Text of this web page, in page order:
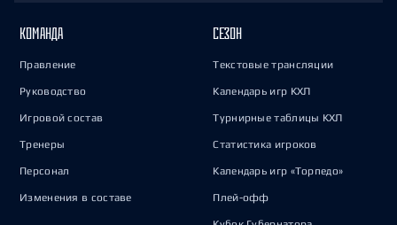
КОМАНДА
Правление
Руководство
Игровой состав
Тренеры
Персонал
Изменения в составе
СЕЗОН
Текстовые трансляции
Календарь игр КХЛ
Турнирные таблицы КХЛ
Статистика игроков
Календарь игр «Торпедо»
Плей-офф